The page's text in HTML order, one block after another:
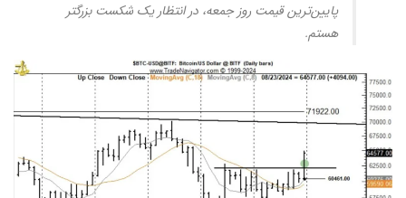
پایین‌ترین قیمت روز جمعه، در انتظار یک شکست بزرگتر
هستم.